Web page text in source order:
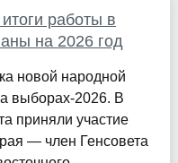
работы в
на 2026 год
новой народной
выборах-2026. В
приняли участие
— член Генсовета